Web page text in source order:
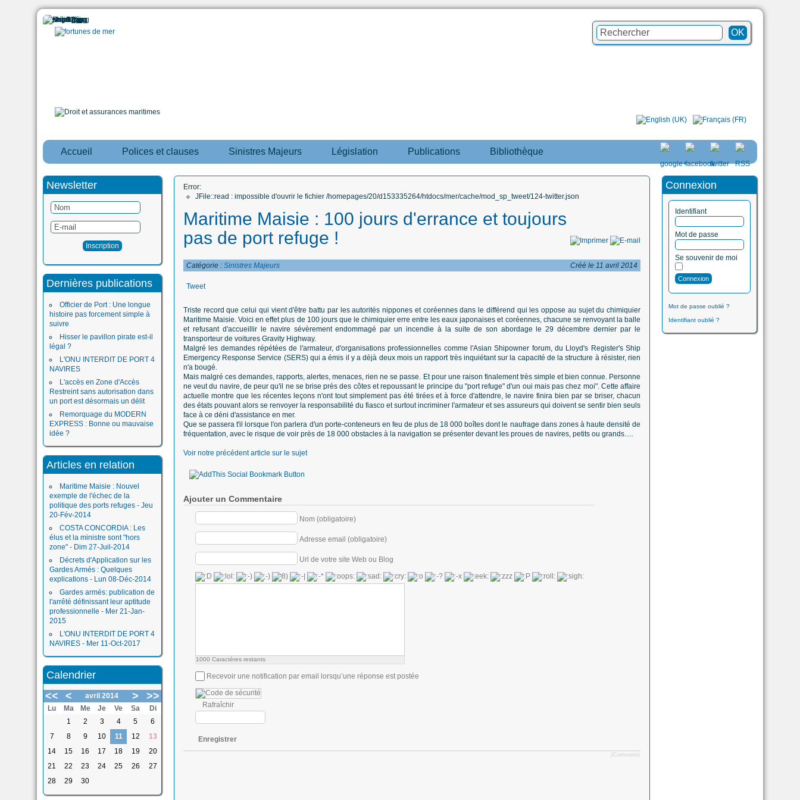
Accueil Polices et clauses Sinistres Majeurs Législation Publications Bibliothèque
Newsletter
Dernières publications
Officier de Port : Une longue
histoire pas forcement simple à
suivre
Hisser le pavillon pirate est-il
légal ?
L'ONU INTERDIT DE PORT 4
NAVIRES
L'accès en Zone d'Accès
Restreint sans autorisation dans
un port est désormais un délit
Remorquage du MODERN
EXPRESS : Bonne ou mauvaise
idée ?
Articles en relation
Maritime Maisie : Nouvel
exemple de l'échec de la
politique des ports refuges - Jeu
20-Fév-2014
COSTA CONCORDIA : Les
élus et la ministre sont "hors
zone" - Dim 27-Juil-2014
Décrets d'Application sur les
Gardes Armés : Quelques
explications - Lun 08-Déc-2014
Gardes armés: publication de
l'arrêté définissant leur aptitude
professionnelle - Mer 21-Jan-
2015
L'ONU INTERDIT DE PORT 4
NAVIRES - Mer 11-Oct-2017
Calendrier
<<
< avril 2014 > >>
Lu Ma Me Je Ve Sa
Di
1
2 3 4 5
6
7
8 9 10 11 12
13
14
15 16 17 18 19
20
21
22 23 24 25 26
27
28
29 30
Connexion
Identifiant
Mot de passe
Se souvenir de moi
Mot de passe oublié ?
Identifiant oublié ?
Error:
JFile::read : impossible d'ouvrir le fichier /homepages/20/d153335264/htdocs/mer/cache/mod_sp_tweet/124-twitter.json
Maritime Maisie : 100 jours d'errance et toujours
pas de port refuge !
Catégorie : Sinistres Majeurs Créé le 11 avril 2014
Tweet
Triste record que celui qui vient d'être battu par les autorités nippones et coréennes dans le différend qui les oppose au sujet du chimiquier
Maritime Maisie. Voici en effet plus de 100 jours que le chimiquier erre entre les eaux japonaises et coréennes, chacune se renvoyant la balle
et refusant d'accueillir le navire sévèrement endommagé par un incendie à la suite de son abordage le 29 décembre dernier par le
transporteur de voitures Gravity Highway.
Malgré les demandes répétées de l'armateur, d'organisations professionnelles comme l'Asian Shipowner forum, du Lloyd's Register's Ship
Emergency Response Service (SERS) qui a émis il y a déjà deux mois un rapport très inquiétant sur la capacité de la structure à résister, rien
n'a bougé.
Mais malgré ces demandes, rapports, alertes, menaces, rien ne se passe. Et pour une raison finalement très simple et bien connue. Personne
ne veut du navire, de peur qu'il ne se brise près des côtes et repoussant le principe du "port refuge" d'un oui mais pas chez moi". Cette affaire
actuelle montre que les récentes leçons n'ont tout simplement pas été tirées et à force d'attendre, le navire finira bien par se briser, chacun
des états pouvant alors se renvoyer la responsabilité du fiasco et surtout incriminer l'armateur et ses assureurs qui doivent se sentir bien seuls
face à ce déni d'assistance en mer.
Que se passera t'il lorsque l'on parlera d'un porte-conteneurs en feu de plus de 18 000 boîtes dont le naufrage dans zones à haute densité de
fréquentation, avec le risque de voir près de 18 000 obstacles à la navigation se présenter devant les proues de navires, petits ou grands.....
Voir notre précédent article sur le sujet
Ajouter un Commentaire
Nom (obligatoire)
Adresse email (obligatoire)
Url de votre site Web ou Blog
1000 Caractères restants
Recevoir une notification par email lorsqu’une réponse est postée
Rafraîchir
Enregistrer
JComments